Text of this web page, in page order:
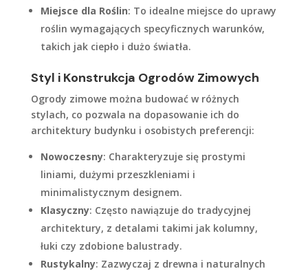
Miejsce dla Roślin: To idealne miejsce do uprawy
roślin wymagających specyficznych warunków,
takich jak ciepło i dużo światła.
Styl i Konstrukcja Ogrodów Zimowych
Ogrody zimowe można budować w różnych
stylach, co pozwala na dopasowanie ich do
architektury budynku i osobistych preferencji:
Nowoczesny: Charakteryzuje się prostymi
liniami, dużymi przeszkleniami i
minimalistycznym designem.
Klasyczny: Często nawiązuje do tradycyjnej
architektury, z detalami takimi jak kolumny,
łuki czy zdobione balustrady.
Rustykalny: Zazwyczaj z drewna i naturalnych